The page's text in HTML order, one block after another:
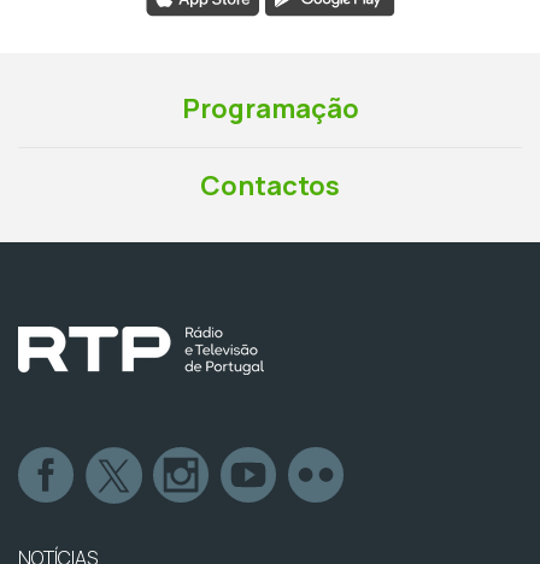
Programação
Contactos
NOTÍCIAS